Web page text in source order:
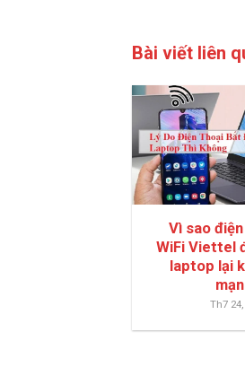
Bài viết liên
Vì sao
WiFi Viettel
laptop lại
Th7